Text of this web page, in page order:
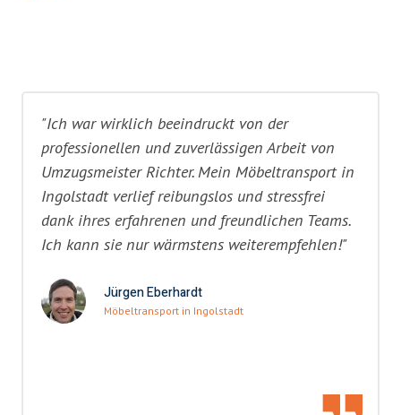
"Ich war wirklich beeindruckt von der
professionellen und zuverlässigen Arbeit von
Umzugsmeister Richter. Mein Möbeltransport in
Ingolstadt verlief reibungslos und stressfrei
dank ihres erfahrenen und freundlichen Teams.
Ich kann sie nur wärmstens weiterempfehlen!"
Jürgen Eberhardt
Möbeltransport in Ingolstadt